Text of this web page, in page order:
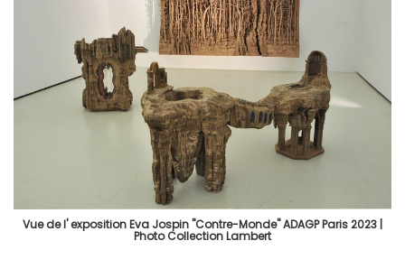
Vue de l' exposition Eva Jospin "Contre-Monde" ADAGP Paris 2023 |
Photo Collection Lambert